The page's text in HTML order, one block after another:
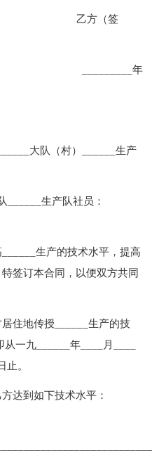
乙方（签
日 _________年
大队（村）______生产
生产队社员：
生产的技术水平，提高
签订本合同，以便双方共同
地传授______生产的技
一九______年____月____
止。
到如下技术水平：